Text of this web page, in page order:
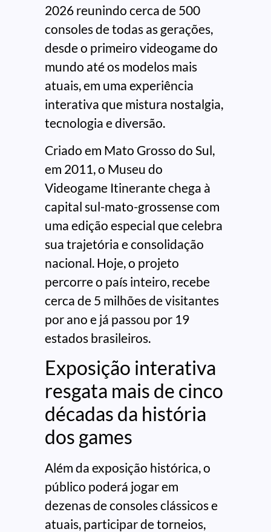
2026 reunindo cerca de 500
consoles de todas as gerações,
desde o primeiro videogame do
mundo até os modelos mais
atuais, em uma experiência
interativa que mistura nostalgia,
tecnologia e diversão.
Criado em Mato Grosso do Sul,
em 2011, o Museu do
Videogame Itinerante chega à
capital sul-mato-grossense com
uma edição especial que celebra
sua trajetória e consolidação
nacional. Hoje, o projeto
percorre o país inteiro, recebe
cerca de 5 milhões de visitantes
por ano e já passou por 19
estados brasileiros.
Exposição interativa
resgata mais de cinco
décadas da história
dos games
Além da exposição histórica, o
público poderá jogar em
dezenas de consoles clássicos e
atuais, participar de torneios,